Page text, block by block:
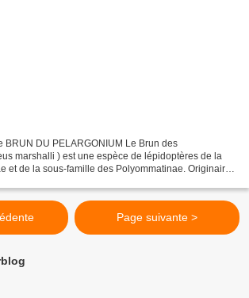
BRUN DU PELARGONIUM Le Brun des
marshalli ) est une espèce de lépidoptères de la
et de la sous-famille des Polyommatinae. Originaire
Page suivante >